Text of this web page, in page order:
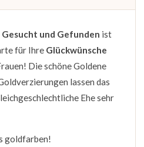
und Gefunden ist
für Ihre Glückwünsche
Die schöne Goldene
lassen das
Ehe sehr
goldfarben!